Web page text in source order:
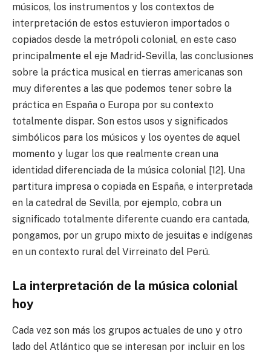
músicos, los instrumentos y los contextos de
interpretación de estos estuvieron importados o
copiados desde la metrópoli colonial, en este caso
principalmente el eje Madrid-Sevilla, las conclusiones
sobre la práctica musical en tierras americanas son
muy diferentes a las que podemos tener sobre la
práctica en España o Europa por su contexto
totalmente dispar. Son estos usos y significados
simbólicos para los músicos y los oyentes de aquel
momento y lugar los que realmente crean una
identidad diferenciada de la música colonial [12]. Una
partitura impresa o copiada en España, e interpretada
en la catedral de Sevilla, por ejemplo, cobra un
significado totalmente diferente cuando era cantada,
pongamos, por un grupo mixto de jesuitas e indígenas
en un contexto rural del Virreinato del Perú.
La interpretación de la música colonial
hoy
Cada vez son más los grupos actuales de uno y otro
lado del Atlántico que se interesan por incluir en los